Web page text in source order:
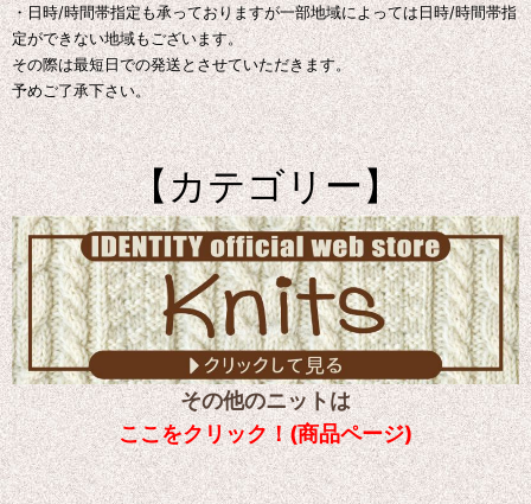
・日時/時間帯指定も承っておりますが一部地域によっては日時/時間帯指
定ができない地域もございます。
その際は最短日での発送とさせていただきます。
予めご了承下さい。
【カテゴリー】
その他のニットは
ここをクリック！(商品ページ)